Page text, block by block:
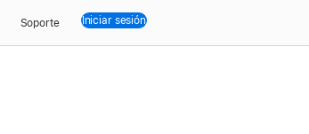
Soporte Iniciar sesión